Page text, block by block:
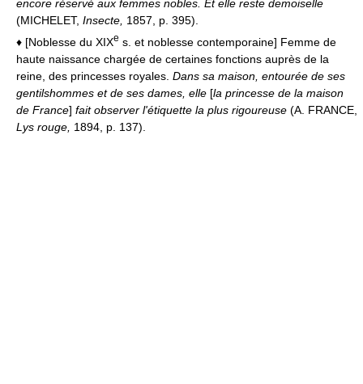
encore réservé aux femmes nobles. Et elle reste demoiselle
(MICHELET, Insecte, 1857, p. 395).
♦ [Noblesse du XIXe s. et noblesse contemporaine] Femme de
haute naissance chargée de certaines fonctions auprès de la
reine, des princesses royales. Dans sa maison, entourée de ses
gentilshommes et de ses dames, elle [la princesse de la maison
de France] fait observer l'étiquette la plus rigoureuse (A. FRANCE,
Lys rouge, 1894, p. 137).